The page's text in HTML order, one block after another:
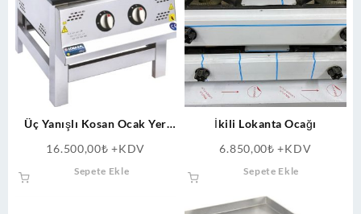
Üç Yanışlı Kosan Ocak Yer
16.500,00₺ +KDV
Sepete Ekle
İkili Lokanta Ocağı
6.850,00₺ +KDV
Sepete Ekle